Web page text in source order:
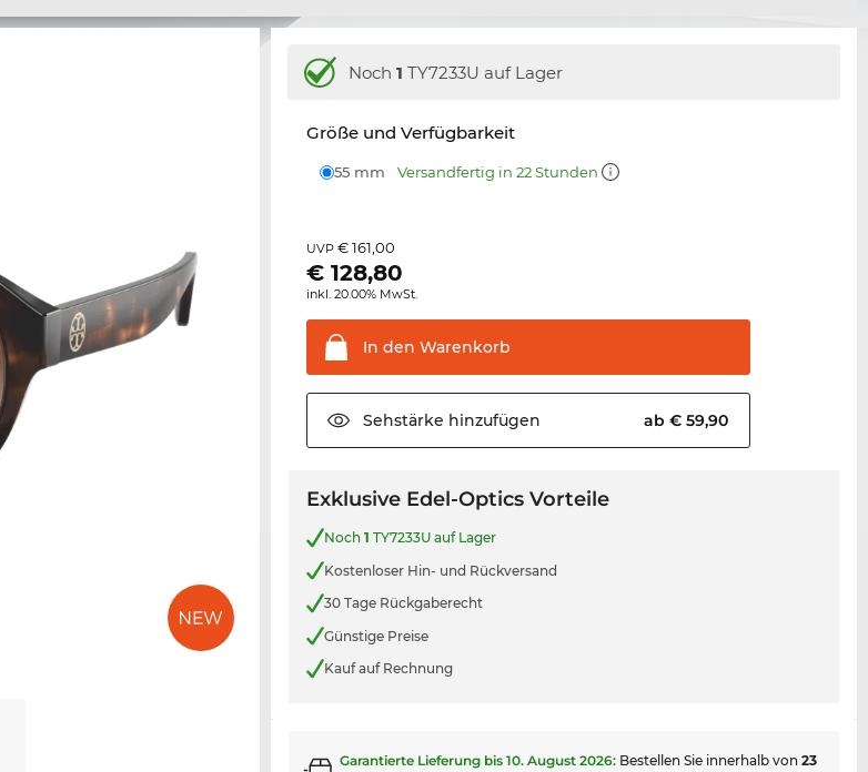
Noch1 TY7233U auf Lager
Größe und Verfügbarkeit
55 mm Versandfertig in 22 Stunden
UVP€ 161,00
€128,80
inkl. 20.00% MwSt.
In den Warenkorb
Sehstärke hinzufügen ab € 59,90
Exklusive Edel-Optics Vorteile
Noch1 TY7233U auf Lager
Kostenloser Hin- und Rückversand
30 Tage Rückgaberecht
Günstige Preise
Kauf auf Rechnung
Garantierte Lieferung bis10. August 2026: Bestellen Sie innerhalb von23